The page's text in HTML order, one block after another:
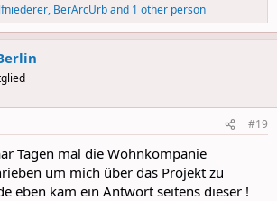
lfniederer, BerArcUrband 1 other person
#19
Tagen mal die Wohnkompanie
um mich über das Projekt zu
eben kam ein Antwort seitens dieser !